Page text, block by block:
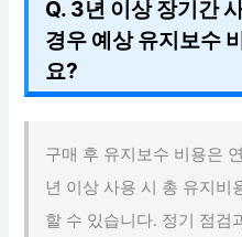
Q. 3년 이상 장기간
경우 예상 유지보수
요?
구매 후 유지보수 비용은
년 이상 사용 시 총 유지비
할 수 있습니다. 정기 점검